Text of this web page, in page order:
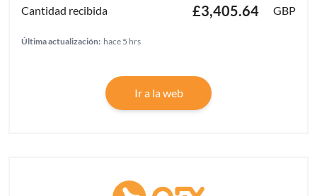
£3,405.64 GBP
Última actualización: hace 5 hrs
Ir a la web